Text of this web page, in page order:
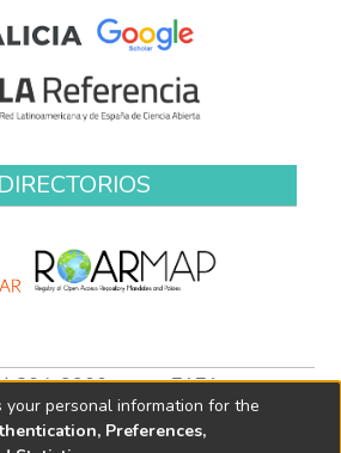
DIRECTORIOS
204-9900 anexo 7171
personal information for the
Preferences,